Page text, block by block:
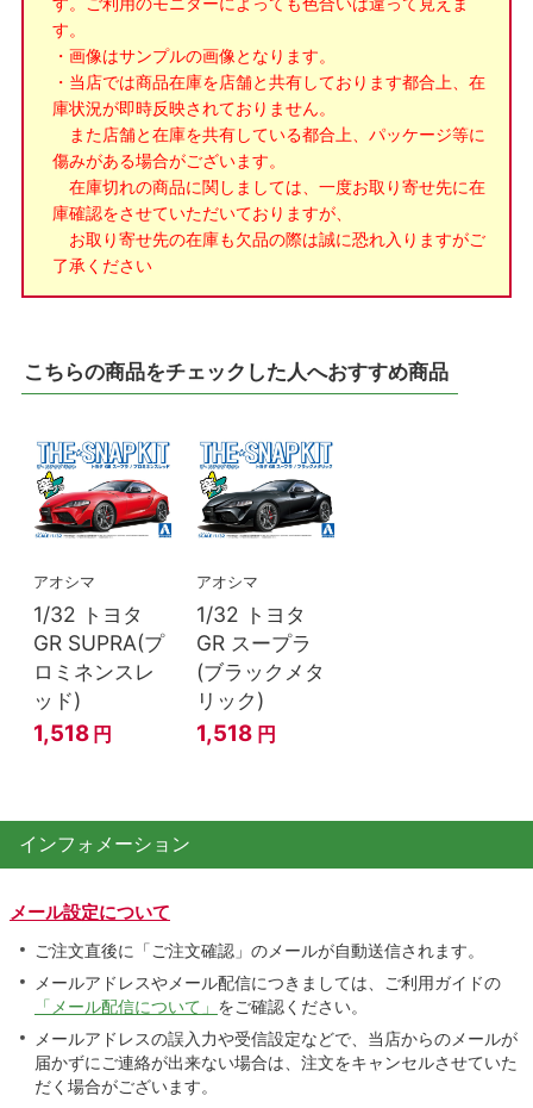
す。
・画像はサンプルの画像となります。
・当店では商品在庫を店舗と共有しております都合上、在
庫状況が即時反映されておりません。
また店舗と在庫を共有している都合上、パッケージ等に
傷みがある場合がございます。
在庫切れの商品に関しましては、一度お取り寄せ先に在
庫確認をさせていただいておりますが、
お取り寄せ先の在庫も欠品の際は誠に恐れ入りますがご
了承ください
こちらの商品をチェックした人へおすすめ商品
アオシマ
1/32 トヨタ
GR SUPRA(プ
ロミネンスレ
ッド)
1,518 円
アオシマ
1/32 トヨタ
GR スープラ
(ブラックメタ
リック)
1,518 円
インフォメーション
メール設定について
ご注文直後に「ご注文確認」のメールが自動送信されます。
メールアドレスやメール配信につきましては、ご利用ガイドの
「メール配信について」 をご確認ください。
メールアドレスの誤入力や受信設定などで、当店からのメールが
届かずにご連絡が出来ない場合は、注文をキャンセルさせていた
だく場合がございます。